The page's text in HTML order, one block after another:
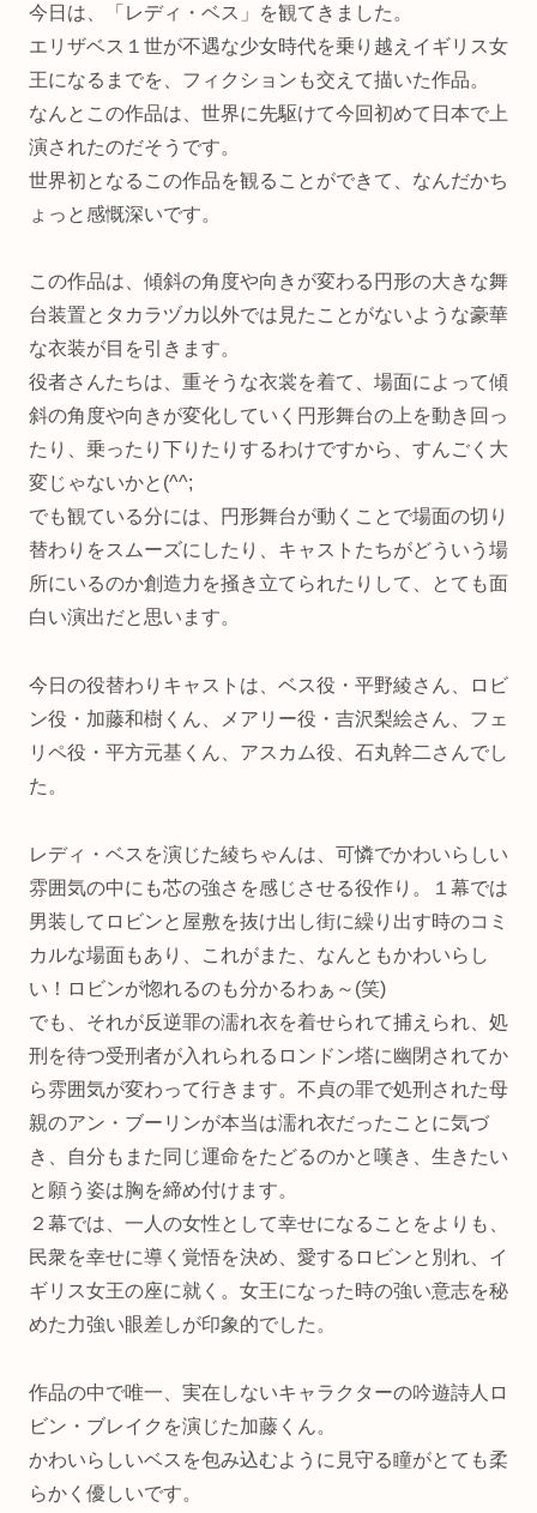
今日は、「レディ・ベス」を観てきました。
エリザベス１世が不遇な少女時代を乗り越えイギリス女
王になるまでを、フィクションも交えて描いた作品。
なんとこの作品は、世界に先駆けて今回初めて日本で上
演されたのだそうです。
世界初となるこの作品を観ることができて、なんだかち
ょっと感慨深いです。
この作品は、傾斜の角度や向きが変わる円形の大きな舞
台装置とタカラヅカ以外では見たことがないような豪華
な衣装が目を引きます。
役者さんたちは、重そうな衣裳を着て、場面によって傾
斜の角度や向きが変化していく円形舞台の上を動き回っ
たり、乗ったり下りたりするわけですから、すんごく大
変じゃないかと(^^;
でも観ている分には、円形舞台が動くことで場面の切り
替わりをスムーズにしたり、キャストたちがどういう場
所にいるのか創造力を掻き立てられたりして、とても面
白い演出だと思います。
今日の役替わりキャストは、ベス役・平野綾さん、ロビ
ン役・加藤和樹くん、メアリー役・吉沢梨絵さん、フェ
リペ役・平方元基くん、アスカム役、石丸幹二さんでし
た。
レディ・ベスを演じた綾ちゃんは、可憐でかわいらしい
雰囲気の中にも芯の強さを感じさせる役作り。１幕では
男装してロビンと屋敷を抜け出し街に繰り出す時のコミ
カルな場面もあり、これがまた、なんともかわいらし
い！ロビンが惚れるのも分かるわぁ～(笑)
でも、それが反逆罪の濡れ衣を着せられて捕えられ、処
刑を待つ受刑者が入れられるロンドン塔に幽閉されてか
ら雰囲気が変わって行きます。不貞の罪で処刑された母
親のアン・ブーリンが本当は濡れ衣だったことに気づ
き、自分もまた同じ運命をたどるのかと嘆き、生きたい
と願う姿は胸を締め付けます。
２幕では、一人の女性として幸せになることをよりも、
民衆を幸せに導く覚悟を決め、愛するロビンと別れ、イ
ギリス女王の座に就く。女王になった時の強い意志を秘
めた力強い眼差しが印象的でした。
作品の中で唯一、実在しないキャラクターの吟遊詩人ロ
ビン・ブレイクを演じた加藤くん。
かわいらしいベスを包み込むように見守る瞳がとても柔
らかく優しいです。